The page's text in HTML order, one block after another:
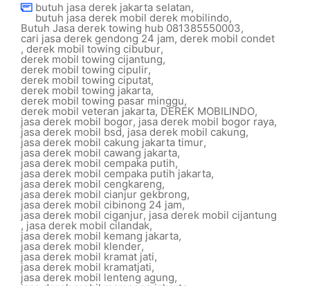
butuh jasa derek jakarta selatan,
butuh jasa derek mobil derek mobilindo,
Butuh Jasa derek towing hub 081385550003,
cari jasa derek gendong 24 jam, derek mobil condet
, derek mobil towing cibubur,
derek mobil towing cijantung,
derek mobil towing cipulir,
derek mobil towing ciputat,
derek mobil towing jakarta,
derek mobil towing pasar minggu,
derek mobil veteran jakarta, DEREK MOBILINDO,
jasa derek mobil bogor, jasa derek mobil bogor raya,
jasa derek mobil bsd, jasa derek mobil cakung,
jasa derek mobil cakung jakarta timur,
jasa derek mobil cawang jakarta,
jasa derek mobil cempaka putih,
jasa derek mobil cempaka putih jakarta,
jasa derek mobil cengkareng,
jasa derek mobil cianjur gekbrong,
jasa derek mobil cibinong 24 jam,
jasa derek mobil ciganjur, jasa derek mobil cijantung
, jasa derek mobil cilandak,
jasa derek mobil kemang jakarta,
jasa derek mobil klender,
jasa derek mobil kramat jati,
jasa derek mobil kramatjati,
jasa derek mobil lenteng agung,